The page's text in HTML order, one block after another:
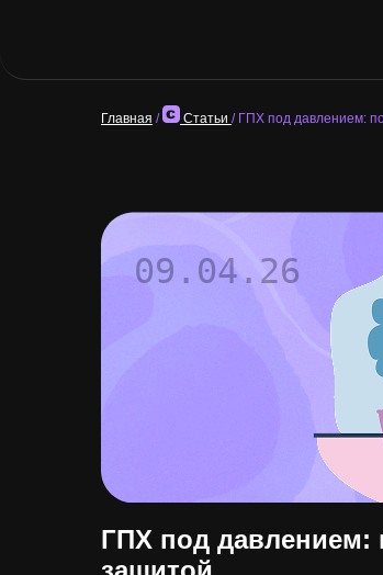
Главная / Статьи / ГПХ под давлением:
09.04.26
ГПХ под давлением: